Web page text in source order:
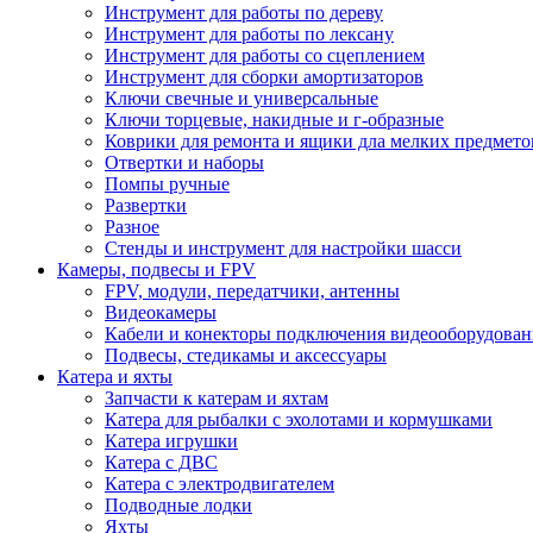
Инструмент для работы по дереву
Инструмент для работы по лексану
Инструмент для работы со сцеплением
Инструмент для сборки амортизаторов
Ключи свечные и универсальные
Ключи торцевые, накидные и г-образные
Коврики для ремонта и ящики дла мелких
Отвертки и наборы
Помпы ручные
Развертки
Разное
Стенды и инструмент для настройки шасси
Камеры, подвесы и FPV
FPV, модули, передатчики, антенны
Видеокамеры
Кабели и конекторы подключения
Подвесы, стедикамы и аксессуары
Катера и яхты
Запчасти к катерам и яхтам
Катера для рыбалки с эхолотами и кормушками
Катера игрушки
Катера с ДВС
Катера с электродвигателем
Подводные лодки
Яхты